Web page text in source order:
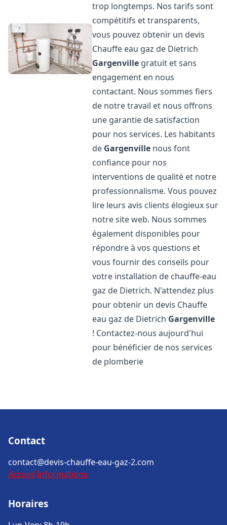
trop longtemps. Nos tarifs sont
compétitifs et transparents,
vous pouvez obtenir un devis
Chauffe eau gaz de Dietrich
Gargenville gratuit et sans
engagement en nous
contactant. Nous sommes fiers
de notre travail et nous offrons
une garantie de satisfaction
pour nos services. Les habitants
de Gargenville nous font
confiance pour nos
interventions de qualité et notre
professionnalisme. Vous pouvez
lire leurs avis clients élogieux sur
notre site web. Nous sommes
également disponibles pour
répondre à vos questions et
vous fournir des conseils pour
votre installation de chauffe-eau
gaz de Dietrich. N'attendez plus
pour obtenir un devis Chauffe
eau gaz de Dietrich Gargenville
! Contactez-nous aujourd'hui
pour bénéficier de nos services
de plomberie
Contact
contact@devis-chauffe-eau-gaz-2.com
Accueil Informations
Horaires